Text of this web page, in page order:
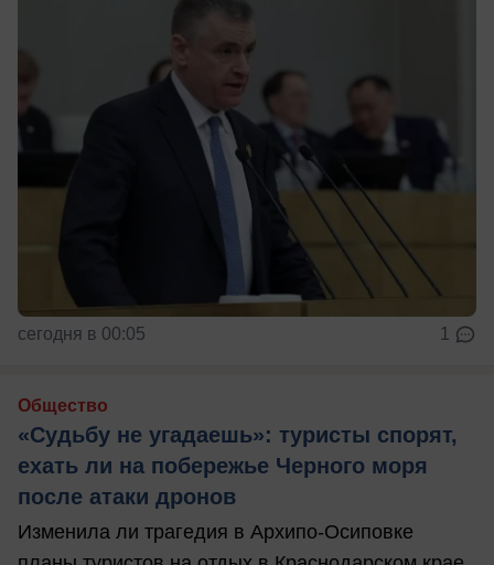
сегодня в 00:05 1
Общество
«Судьбу не угадаешь»: туристы спорят,
ехать ли на побережье Черного моря
после атаки дронов
Изменила ли трагедия в Архипо-Осиповке